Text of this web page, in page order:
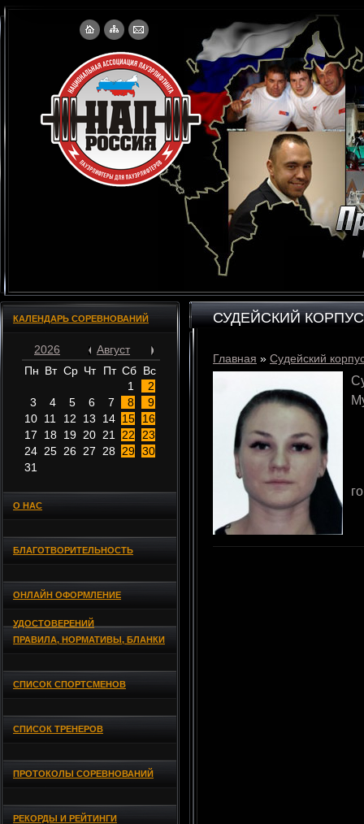
КАЛЕНДАРЬ СОРЕВНОВАНИЙ
2026
Август
Пн Вт Ср Чт Пт Сб Вс
1
2
3
4 5 6 7 8
9
10 11 12 13 14 15
16
17
18 19 20 21 22
23
24 25 26 27 28 29 30
31
О НАС
БЛАГОТВОРИТЕЛЬНОСТЬ
ОНЛАЙН ОФОРМЛЕНИЕ
УДОСТОВЕРЕНИЙ
ПРАВИЛА, НОРМАТИВЫ, БЛАНКИ
СПИСОК СПОРТСМЕНОВ
СПИСОК ТРЕНЕРОВ
ПРОТОКОЛЫ СОРЕВНОВАНИЙ
РЕКОРДЫ И РЕЙТИНГИ
СУДЕЙСКИЙ КОРПУС
Главная » Судейский